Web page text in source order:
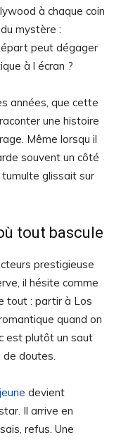
à chaque coin
mystère :
peut dégager
à l écran ?
années, que cette
une histoire
Même lorsqu il
souvent un côté
glissait sur
tout bascule
prestigieuse
il hésite comme
tout : partir à Los
quand on
est plutôt un saut
de doutes.
devient
Il arrive en
refus. Une